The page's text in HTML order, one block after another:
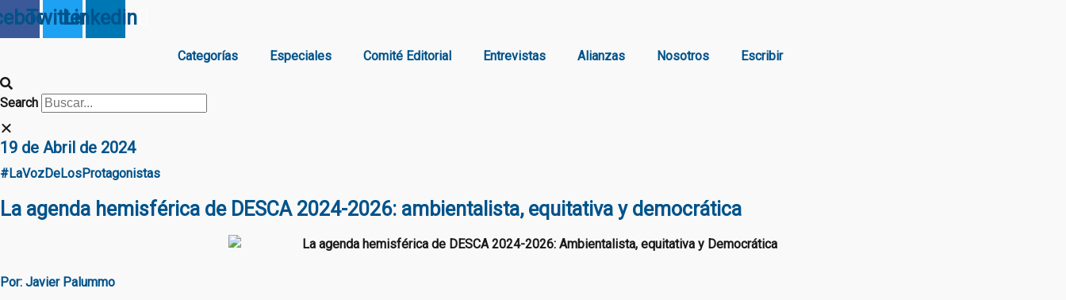
TwitterLinkedin
Categorías Especiales Comité Editorial Entrevistas Alianzas Nosotros Escribir
Search
19 de Abril de 2024
#LaVozDeLosProtagonistas
La agenda hemisférica de DESCA 2024-2026: ambientalista, equitativa y democrática
Por: Javier Palummo